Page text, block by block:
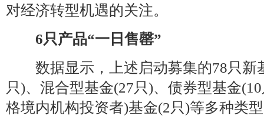
对经济转型机遇的关注。
6只产品“一日售罄”
数据显示，上述启动募集的78只新
只)、混合型基金(27只)、债券型基金
格境内机构投资者)基金(2只)等多种类